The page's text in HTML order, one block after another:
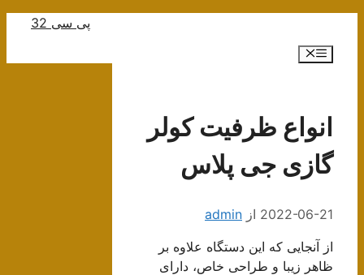
پی سی 32
فهرست
انواع ظرفیت کولر
گازی جی پلاس
2022-06-21 از admin
از آنجایی که این دستگاه علاوه بر
ظاهر زیبا و طراحی خاص، دارای